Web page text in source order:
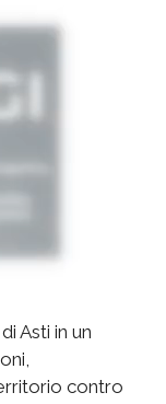
Asti in un
contro